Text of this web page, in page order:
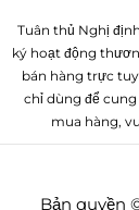
Tuân thủ Nghị
ký hoạt động
bán hàng trực
chỉ dùng để
mua hàng,
Bản quyền